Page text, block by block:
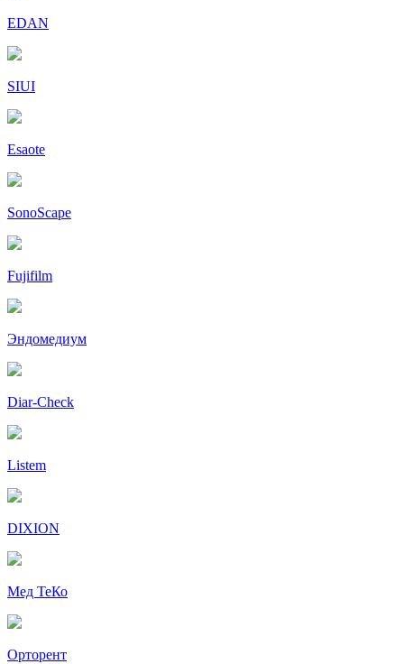
EDAN
SIUI
Esaote
SonoScape
Fujifilm
Эндомедиум
Diar-Cheсk
Listem
DIXION
Мед ТеКо
Орторент